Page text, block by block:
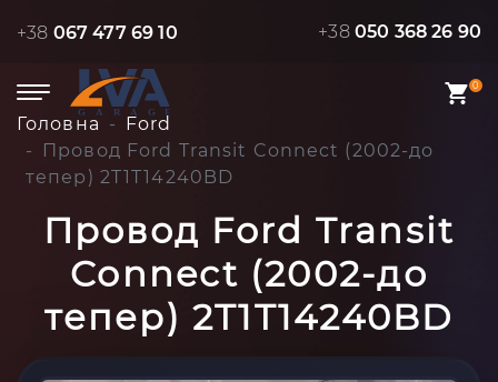
+38 067 477 69 10 +38 050 368 26 90
0
Головна
Ford
Провод Ford Transit Connect (2002-до
тепер) 2T1T14240BD
Провод Ford Transit
Connect (2002-до
тепер) 2T1T14240BD